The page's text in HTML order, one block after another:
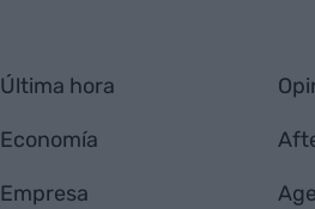
Última hora
Economía
Empresa